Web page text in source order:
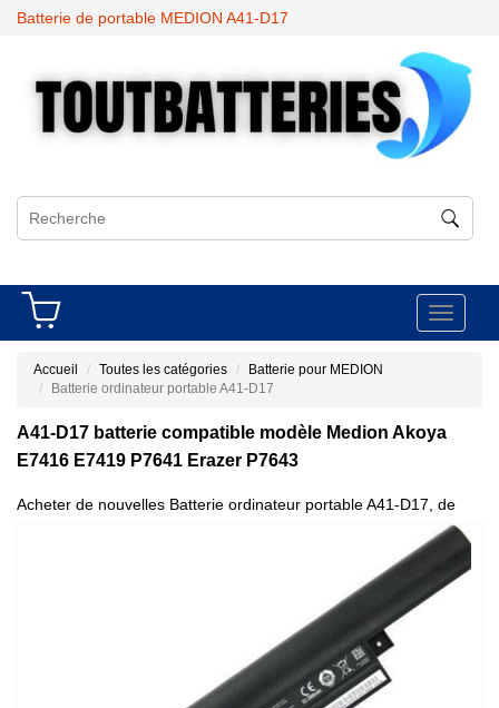
Batterie de portable MEDION A41-D17
Toggle
Accueil Toutes les catégories
Batterie pour MEDION
Batterie ordinateur portable A41-D17
A41-D17 batterie compatible modèle Medion Akoya
E7416 E7419 P7641 Erazer P7643
Acheter de nouvelles Batterie ordinateur portable A41-D17, de